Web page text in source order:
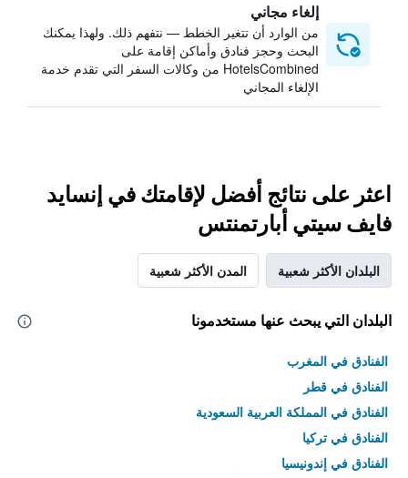
إلغاء مجاني
من الوارد أن تتغير الخطط — نتفهم ذلك. ولهذا يمكنك
البحث وحجز فنادق وأماكن إقامة على
HotelsCombined من وكالات السفر التي تقدم خدمة
الإلغاء المجاني
اعثر على نتائج أفضل لإقامتك في إنسايد
فايف سيتي أبارتمنتس
البلدان الأكثر شعبية المدن الأكثر شعبية
البلدان التي يبحث عنها مستخدمونا
الفنادق في المغرب
الفنادق في قطر
الفنادق في المملكة العربية السعودية
الفنادق في تركيا
الفنادق في إندونيسيا